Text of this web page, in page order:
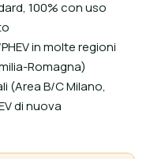
100% con uso
in molte regioni
Romagna)
(Area B/C Milano,
di nuova